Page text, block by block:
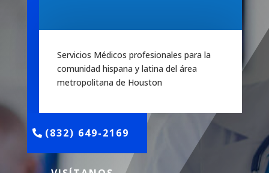
Servicios Médicos profesionales para la
comunidad hispana y latina del área
metropolitana de Houston
(832) 649-2169